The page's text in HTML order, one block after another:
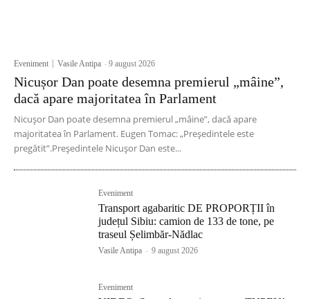
Eveniment Vasile Antipa -9 august 2026
Nicușor Dan poate desemna premierul „mâine”,
dacă apare majoritatea în Parlament
Nicușor Dan poate desemna premierul „mâine”, dacă apare
majoritatea în Parlament. Eugen Tomac: „Președintele este
pregătit”.Președintele Nicușor Dan este...
Eveniment
Transport agabaritic DE PROPORȚII în
județul Sibiu: camion de 133 de tone, pe
traseul Șelimbăr-Nădlac
Vasile Antipa - 9 august 2026
Eveniment